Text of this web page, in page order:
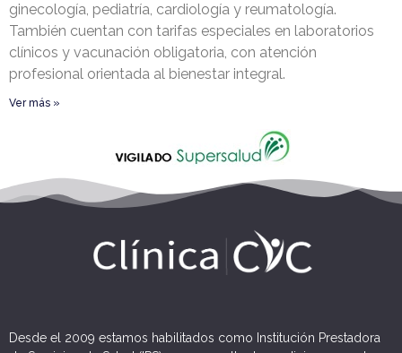
ginecología, pediatría, cardiología y reumatología.
También cuentan con tarifas especiales en laboratorios
clínicos y vacunación obligatoria, con atención
profesional orientada al bienestar integral.
Ver más »
Desde el 2009 estamos habilitados como Institución Prestadora